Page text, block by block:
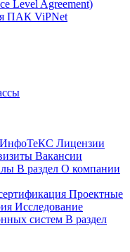
Level Agreement)
ПАК ViPNet
ИнфоТеКС Лицензии
Вакансии
В раздел О компании
Проектные
Исследование
систем В раздел